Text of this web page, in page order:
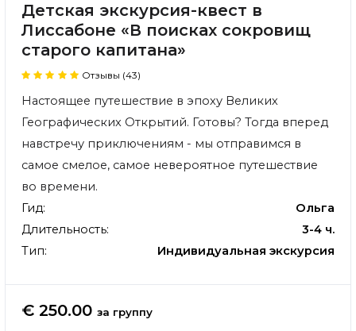
Детская экскурсия-квест в
Лиссабоне «В поисках сокровищ
старого капитана»
Отзывы (43)
Настоящее путешествие в эпоху Великих
Географических Открытий. Готовы? Тогда вперед
навстречу приключениям - мы отправимся в
самое смелое, самое невероятное путешествие
во времени.
Гид:
Ольга
Длительность:
3-4 ч.
Тип:
Индивидуальная экскурсия
€ 250.00 за группу